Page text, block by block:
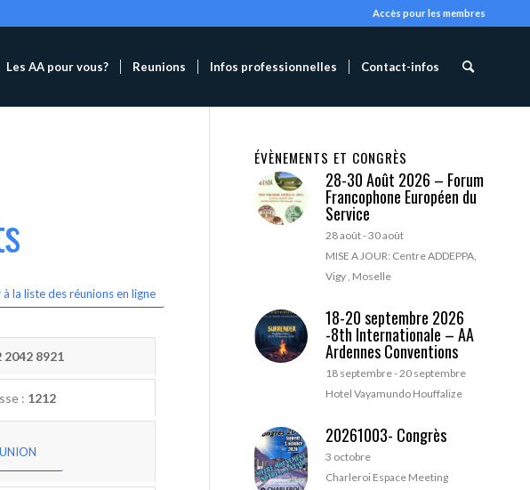
Accès pour les membres
Les AA pour vous? Reunions Infos professionnelles Contact-infos
la liste des réunions en ligne
2042 8921
: 1212
ÉVÈNEMENTS ET CONGRÈS
28-30 Août 2026 – Forum
Francophone Européen du
Service
28 août-30 août
MISE A JOUR: Centre ADDEPPA,
Vigy , Moselle
18-20 septembre 2026
-8th Internationale – AA
Ardennes Conventions
18 septembre-20 septembre
Hotel Vayamundo Houffalize
20261003- Congrès
3 octobre
Charleroi Espace Meeting